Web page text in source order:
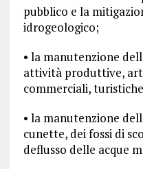
pubblico e la
idrogeologico;
• la manutenzione
attività produttive,
commerciali,
• la manutenzione
cunette, dei fossi di
deflusso delle acque